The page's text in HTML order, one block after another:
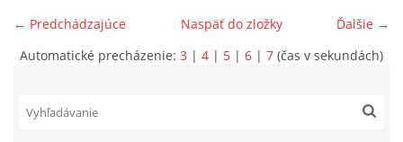
← Predchádzajúce Ďalšie →
Naspäť do zložky
Automatické precházenie: 3 | 4 | 5 | 6 | 7 (čas v sekundách)